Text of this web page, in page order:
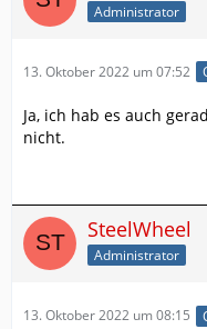
Administrator
13. Oktober 2022 um 07:52
Ja, ich hab es auch
nicht.
SteelWheel
Administrator
13. Oktober 2022 um 08:15